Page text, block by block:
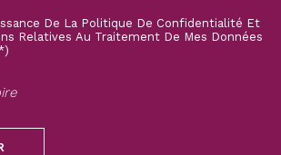
De La Politique De Confidentialité Et
Relatives Au Traitement De Mes Données